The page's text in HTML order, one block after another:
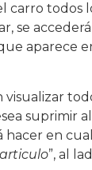
carro todos
se
aparece
visualizar
suprimir
hacer en
”, al